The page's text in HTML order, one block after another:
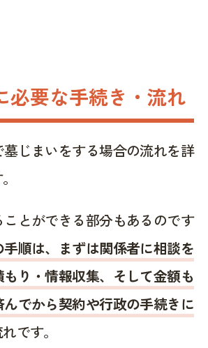
必要な手続き・流れ
じまいをする場合の流れを詳
とができる部分もあるのです
手順は、まずは関係者に相談を
もり・情報収集、そして金額も
でから契約や行政の手続きに
です。